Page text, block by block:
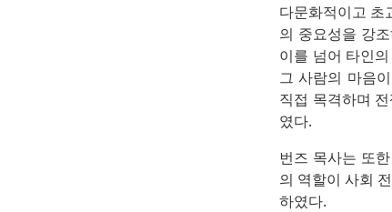
다문화적이고 초
의 중요성을 강
이를 넘어 타인
그 사람의 마음
직접 목격하며
였다.
번즈 목사는 또
의 역할이 사회
하였다.